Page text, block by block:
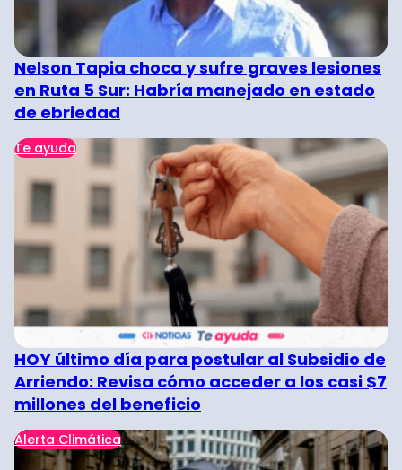
Nelson Tapia choca y sufre graves lesiones
en Ruta 5 Sur: Habría manejado en estado
de ebriedad
Te ayuda
HOY último día para postular al Subsidio de
Arriendo: Revisa cómo acceder a los casi $7
millones del beneficio
Alerta Climática